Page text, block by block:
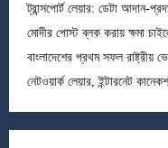
ট্রান্সপোর্ট লেয়ার: ডেটা আদান-
মোদীর পোস্ট ব্লক করায় ক্ষমা
বাংলাদেশের প্রথম সফল রাষ্ট্রীয়
নেটওয়ার্ক লেয়ার, ইন্টারনেট